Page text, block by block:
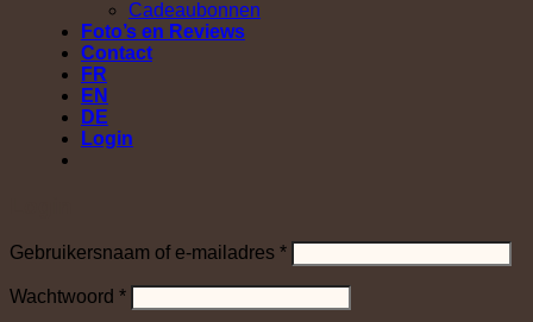
Cadeaubonnen
Foto’s en Reviews
Contact
FR
EN
DE
Login
Gebruikersnaam of e-mailadres *Vereist
Wachtwoord *Vereist